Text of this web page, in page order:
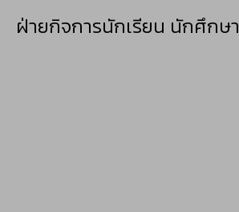
ฝ่ายกิจการนักเรียน นักศึกษา